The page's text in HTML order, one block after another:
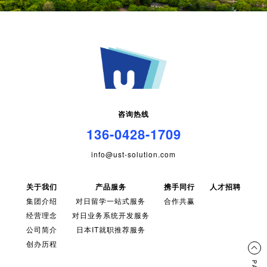
咨询热线
136-0428-1709
info@ust-solution.com
关于我们
集团介绍
经营理念
公司简介
创办历程
产品服务
对日留学一站式服务
对日业务系统开发服务
日本IT就职推荐服务
携手同行
合作共赢
人才招聘